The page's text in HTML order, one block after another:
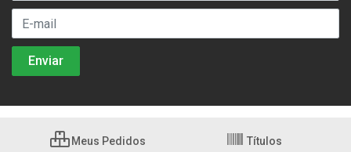
Meus Pedidos Títulos